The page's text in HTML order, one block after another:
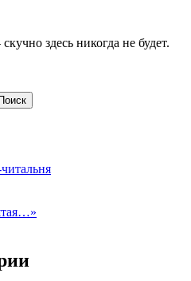
здесь никогда не будет.